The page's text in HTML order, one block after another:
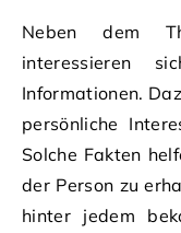
Neben dem
interessieren
Informationen.
persönliche
Solche Fakten
der Person zu
hinter jedem